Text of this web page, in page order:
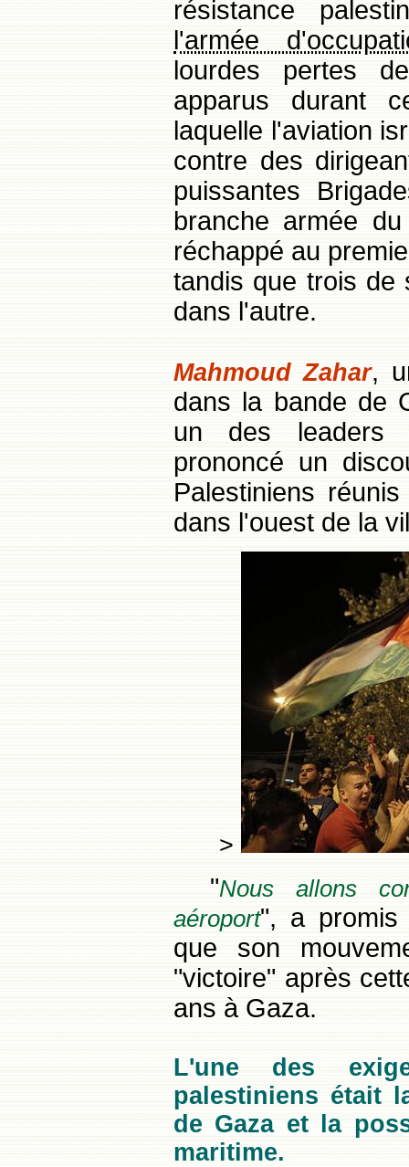
résistance
l'armée
lourdes pertes
apparus durant
laquelle l'aviation
contre des
puissantes
branche armée
réchappé au
tandis que trois de
dans l'autre.
Mahmoud Zahar,
dans la bande de
un des leaders
prononcé un
Palestiniens
dans l'ouest de la
>
"Nous allons
aéroport", a promis
que son
"victoire" après
ans à Gaza.
L'une des
palestiniens était
de Gaza et la
maritime.